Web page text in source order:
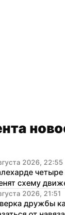
2026, 22:55
схему
2026, 21:51
дружбы